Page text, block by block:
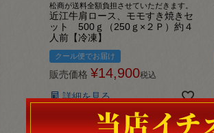
松商が送料全額負担させていただきます。
近江牛肩ロース、モモすき焼きセ
ット 500ｇ（250ｇ×２Ｐ）約４
人前【冷凍】
クール便でお届け
販売価格 ¥14,900税込
詳細を見る